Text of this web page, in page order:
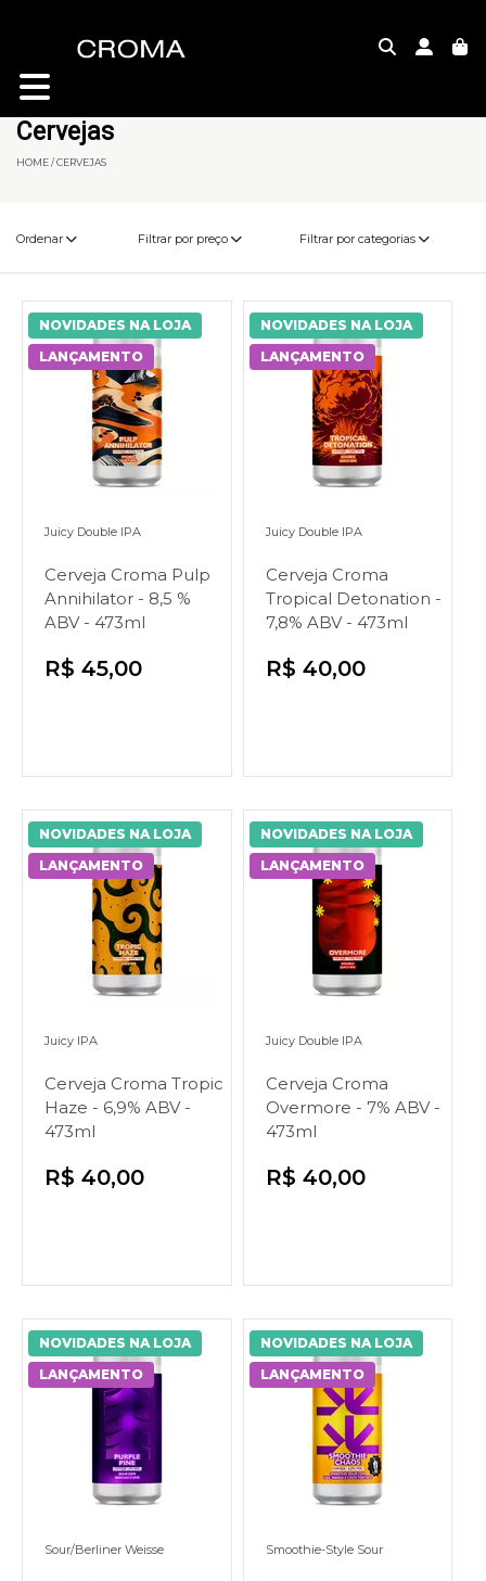
Cervejas
HOME / CERVEJAS
Ordenar Filtrar por preço Filtrar por categorias
NOVIDADES NA LOJA
LANÇAMENTO
Juicy Double IPA
Cerveja Croma Pulp
Annihilator - 8,5 %
ABV - 473ml
R$ 45,00
NOVIDADES NA LOJA
LANÇAMENTO
Juicy Double IPA
Cerveja Croma
Tropical Detonation -
7,8% ABV - 473ml
R$ 40,00
NOVIDADES NA LOJA
LANÇAMENTO
Juicy IPA
Cerveja Croma Tropic
Haze - 6,9% ABV -
473ml
R$ 40,00
NOVIDADES NA LOJA
LANÇAMENTO
Juicy Double IPA
Cerveja Croma
Overmore - 7% ABV -
473ml
R$ 40,00
NOVIDADES NA LOJA
LANÇAMENTO
Sour/Berliner Weisse
NOVIDADES NA LOJA
LANÇAMENTO
Smoothie-Style Sour